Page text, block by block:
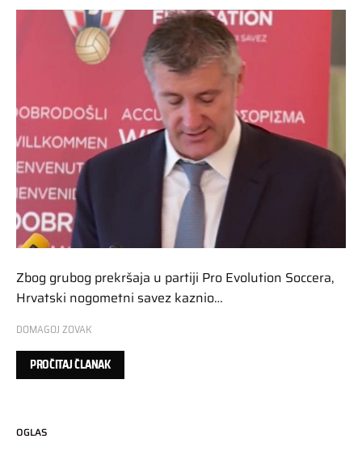
Zbog grubog prekršaja u partiji Pro Evolution Soccera,
Hrvatski nogometni savez kaznio…
DOMAGOJ ZOVAK
PROČITAJ ČLANAK
OGLAS